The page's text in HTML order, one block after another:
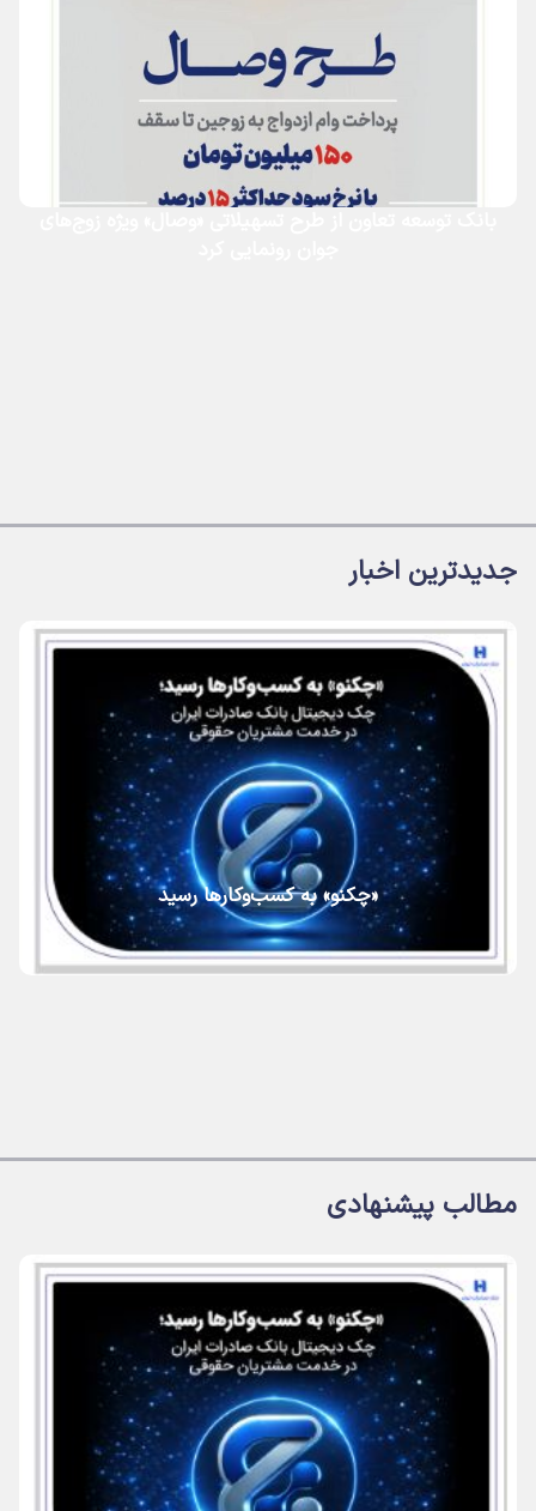
جدیدترین اخبار
«چکنو» به کسب‌وکارها رسید
مطالب پیشنهادی